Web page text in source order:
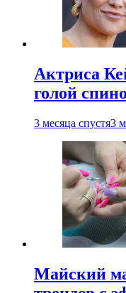
Актриса
голой
3 месяца спустя3
Майский